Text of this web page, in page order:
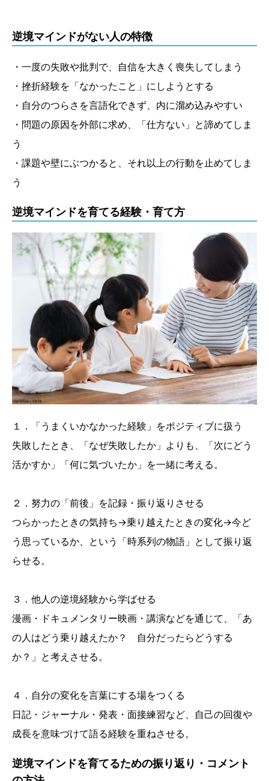
逆境マインドがない人の特徴
・一度の失敗や批判で、自信を大きく喪失してしまう
・挫折経験を「なかったこと」にしようとする
・自分のつらさを言語化できず、内に溜め込みやすい
・問題の原因を外部に求め、「仕方ない」と諦めてしま
う
・課題や壁にぶつかると、それ以上の行動を止めてしま
う
逆境マインドを育てる経験・育て方
１．「うまくいかなかった経験」をポジティブに扱う
失敗したとき、「なぜ失敗したか」よりも、「次にどう
活かすか」「何に気づいたか」を一緒に考える。
２．努力の「前後」を記録・振り返りさせる
つらかったときの気持ち→乗り越えたときの変化→今ど
う思っているか、という「時系列の物語」として振り返
らせる。
３．他人の逆境経験から学ばせる
漫画・ドキュメンタリー映画・講演などを通じて、「あ
の人はどう乗り越えたか？ 自分だったらどうする
か？」と考えさせる。
４．自分の変化を言葉にする場をつくる
日記・ジャーナル・発表・面接練習など、自己の回復や
成長を意味づけて語る経験を重ねさせる。
逆境マインドを育てるための振り返り・コメント